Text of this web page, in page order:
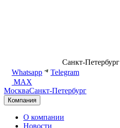
Санкт-Петербург
Whatsapp
Telegram
MAX
МоскваСанкт-Петербург
Компания
О компании
Новости